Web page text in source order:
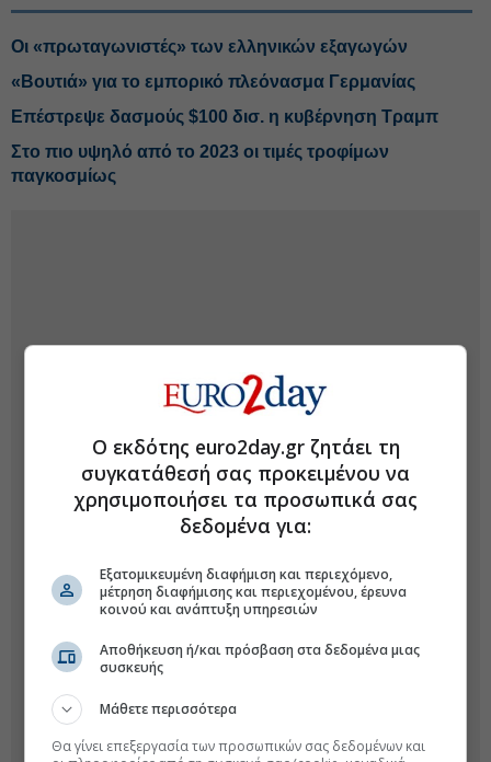
Οι «πρωταγωνιστές» των ελληνικών εξαγωγών
«Βουτιά» για το εμπορικό πλεόνασμα Γερμανίας
Επέστρεψε δασμούς $100 δισ. η κυβέρνηση Τραμπ
Στο πιο υψηλό από το 2023 οι τιμές τροφίμων
παγκοσμίως
Ο εκδότης euro2day.gr ζητάει τη
συγκατάθεσή σας προκειμένου να
χρησιμοποιήσει τα προσωπικά σας
δεδομένα για:
Εξατομικευμένη διαφήμιση και περιεχόμενο,
μέτρηση διαφήμισης και περιεχομένου, έρευνα
κοινού και ανάπτυξη υπηρεσιών
Αποθήκευση ή/και πρόσβαση στα δεδομένα μιας
συσκευής
Μάθετε περισσότερα
Θα γίνει επεξεργασία των προσωπικών σας δεδομένων και